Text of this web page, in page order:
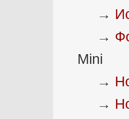
→
→
Mini
→
→